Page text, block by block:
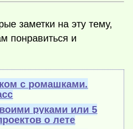
заметки на эту тему,
понравиться и
с ромашками.
руками или 5
о лете